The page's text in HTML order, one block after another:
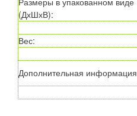
(ДхШхВ):
Вес:
Дополнительная информация